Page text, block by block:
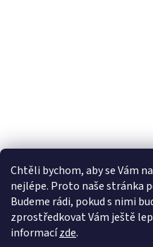
Chtěli bychom, aby se Vám
nejlépe. Proto naše stránka
Budeme rádi, pokud s nimi
zprostředkovat Vám ještě
informacízde.
Lekva nábytek
úchytky Gamet
úchytky